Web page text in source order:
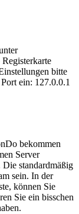
bitte
ein: 127.0.0.1
bekommen
Server
Die standardmäßig
sein. In der
können Sie
Sie ein bisschen